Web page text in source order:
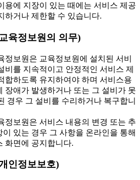
용에 지장이 있는 때에는 서비스 제공
하거나 제한할 수 있습니다.
육정보원의 의무)
보원은 교육정보원에 설치된 서비
비를 지속적이고 안정적인 서비스 제
합하도록 유지하여야 하며 서비스용
장애가 발생하거나 또는 그 설비가 못
경우 그 설비를 수리하거나 복구합니
정보원은 서비스 내용의 변경 또는 추
이 있는 경우 그 사항을 온라인을 통해
화면에 공지합니다.
인정보보호)